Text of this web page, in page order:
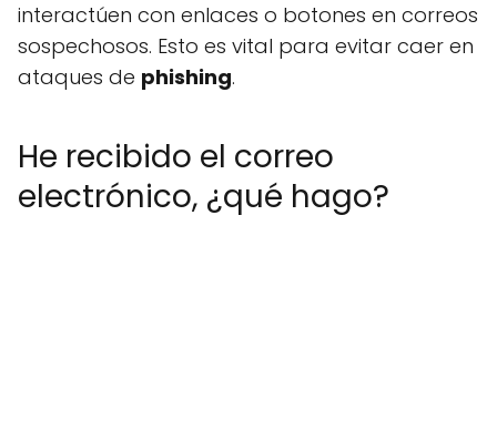
interactúen con enlaces o botones en correos
sospechosos. Esto es vital para evitar caer en
ataques de phishing.
He recibido el correo
electrónico, ¿qué hago?